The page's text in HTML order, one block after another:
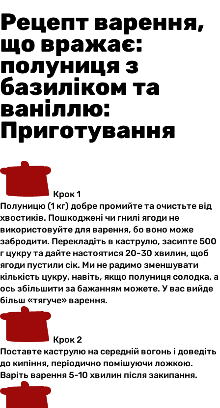
Рецепт варення,
що вражає:
полуниця з
базиліком та
ваніллю:
Приготування
Крок 1
Полуницю (1 кг) добре промийте та очистьте від
хвостиків. Пошкоджені чи гнилі ягоди не
використовуйте для варення, бо воно може
забродити. Перекладіть в каструлю, засипте 500
г цукру та дайте настоятися 20-30 хвилин, щоб
ягоди пустили сік. Ми не радимо зменшувати
кількість цукру, навіть, якщо полуниця солодка, а
ось збільшити за бажанням можете. У вас вийде
більш «тягуче» варення.
Крок 2
Поставте каструлю на середній вогонь і доведіть
до кипіння, періодично помішуючи ложкою.
Варіть варення 5-10 хвилин після закипання.